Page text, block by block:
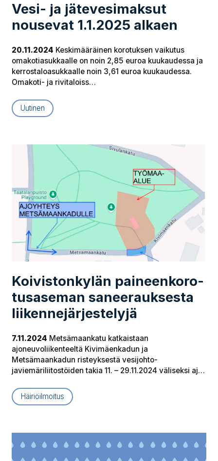
Vesi- ja jä­te­ve­si­mak­sut
nousevat 1.1.2025 alkaen
20.11.2024 Keskimääräinen korotuksen vaikutus
omakotiasukkaalle on noin 2,85 euroa kuukaudessa ja
kerrostaloasukkaalle noin 3,61 euroa kuukaudessa.
Omakoti- ja rivitaloiss…
Uutinen
Koi­vis­ton­ky­län pai­neen­ko­ro­
tus­a­se­man sa­nee­rauk­ses­ta
lii­ken­ne­jär­jes­te­ly­jä
7.11.2024 Metsämaankatu katkaistaan
ajoneuvoliikenteeltä Kivimäenkadun ja
Metsämaankadun risteyksestä vesijohto-
javiemäriliitostöiden takia 11. – 29.11.2024 väliseksi aj…
Häiriöilmoitus